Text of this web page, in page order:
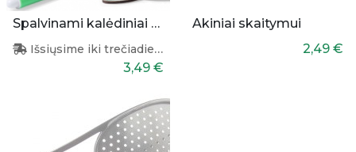
Spalvinami kalėdiniai papuošimai 3 vnt.
Išsiųsime iki trečiadienio
3,49 €
Akiniai skaitymui
2,49 €